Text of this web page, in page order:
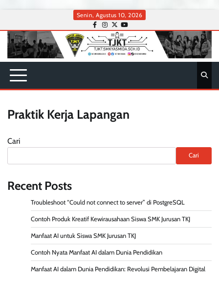
content
Senin, Agustus 10, 2026
facebook
instagram
twitteryoutube
Praktik Kerja Lapangan
Cari
Cari
Recent Posts
Troubleshoot “Could not connect to server” di PostgreSQL
Contoh Produk Kreatif Kewirausahaan Siswa SMK Jurusan TKJ
Manfaat AI untuk Siswa SMK Jurusan TKJ
Contoh Nyata Manfaat AI dalam Dunia Pendidikan
Manfaat AI dalam Dunia Pendidikan: Revolusi Pembelajaran Digital